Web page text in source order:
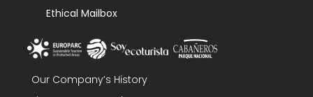
Ethical Mailbox
Our Company’s History